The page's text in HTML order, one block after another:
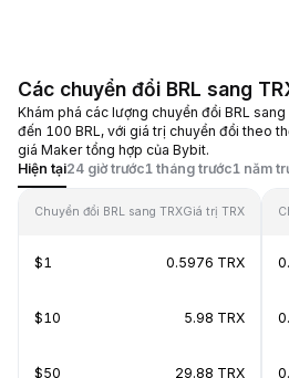
Các chuyển đổi BRL sang
Khám phá các lượng chuyển đổi BRL
đến 100 BRL, với giá trị chuyển đổi theo
giá Maker tổng hợp của Bybit.
Hiện tại24 giờ trước1 tháng trước1 năm
Chuyển đổi BRL sang TRXGiá trị TRX
$1 0.5976 TRX
$10 5.98 TRX
$50 29.88 TRX